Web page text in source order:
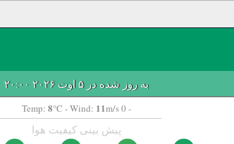
به روز شده در ۵ اوت ۲۰۲۶ ۲۰:۰۰
Temp: 8°C - Wind: 11m/s 0 -
پیش بینی کیفیت هوا